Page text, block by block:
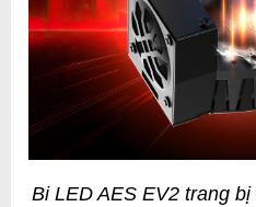
Bi LED AES EV2 trang